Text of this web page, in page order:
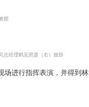
授
总经理鹤见照彦（右）致辞
进行指挥表演，并得到林